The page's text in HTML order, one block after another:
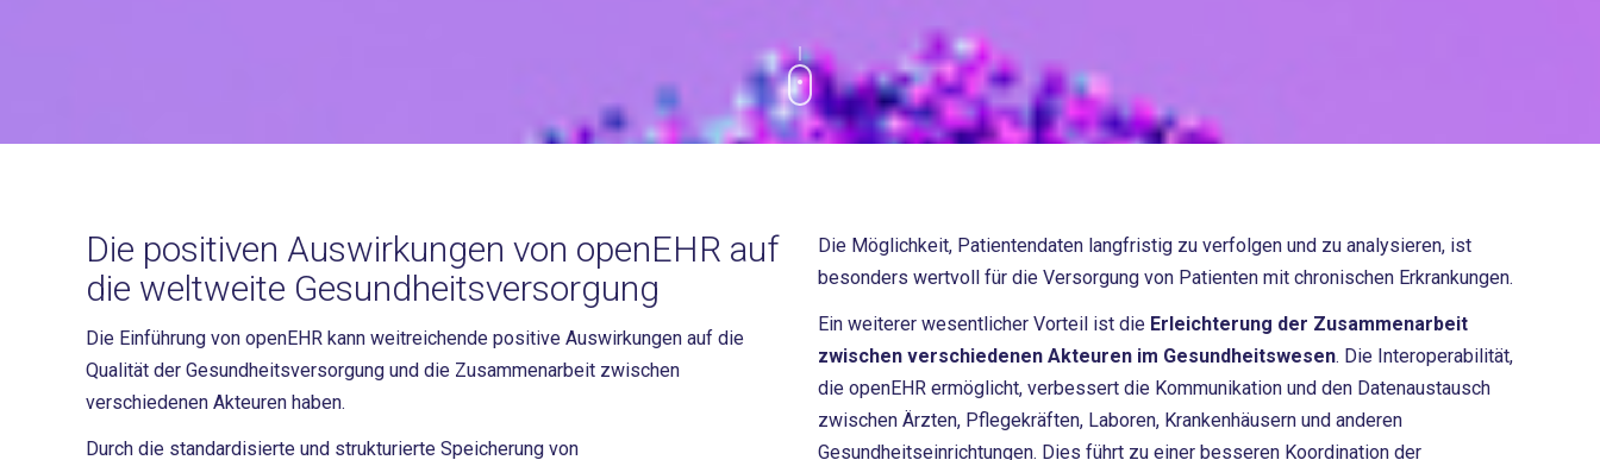
Die positiven Auswirkungen von openEHR auf
die weltweite Gesundheitsversorgung
Die Einführung von openEHR kann weitreichende positive Auswirkungen auf die
Qualität der Gesundheitsversorgung und die Zusammenarbeit zwischen
verschiedenen Akteuren haben.
Durch die standardisierte und strukturierte Speicherung von
Die Möglichkeit, Patientendaten langfristig zu verfolgen und zu analysieren, ist
besonders wertvoll für die Versorgung von Patienten mit chronischen Erkrankungen.
Ein weiterer wesentlicher Vorteil ist die Erleichterung der Zusammenarbeit
zwischen verschiedenen Akteuren im Gesundheitswesen. Die Interoperabilität,
die openEHR ermöglicht, verbessert die Kommunikation und den Datenaustausch
zwischen Ärzten, Pflegekräften, Laboren, Krankenhäusern und anderen
Gesundheitseinrichtungen. Dies führt zu einer besseren Koordination der